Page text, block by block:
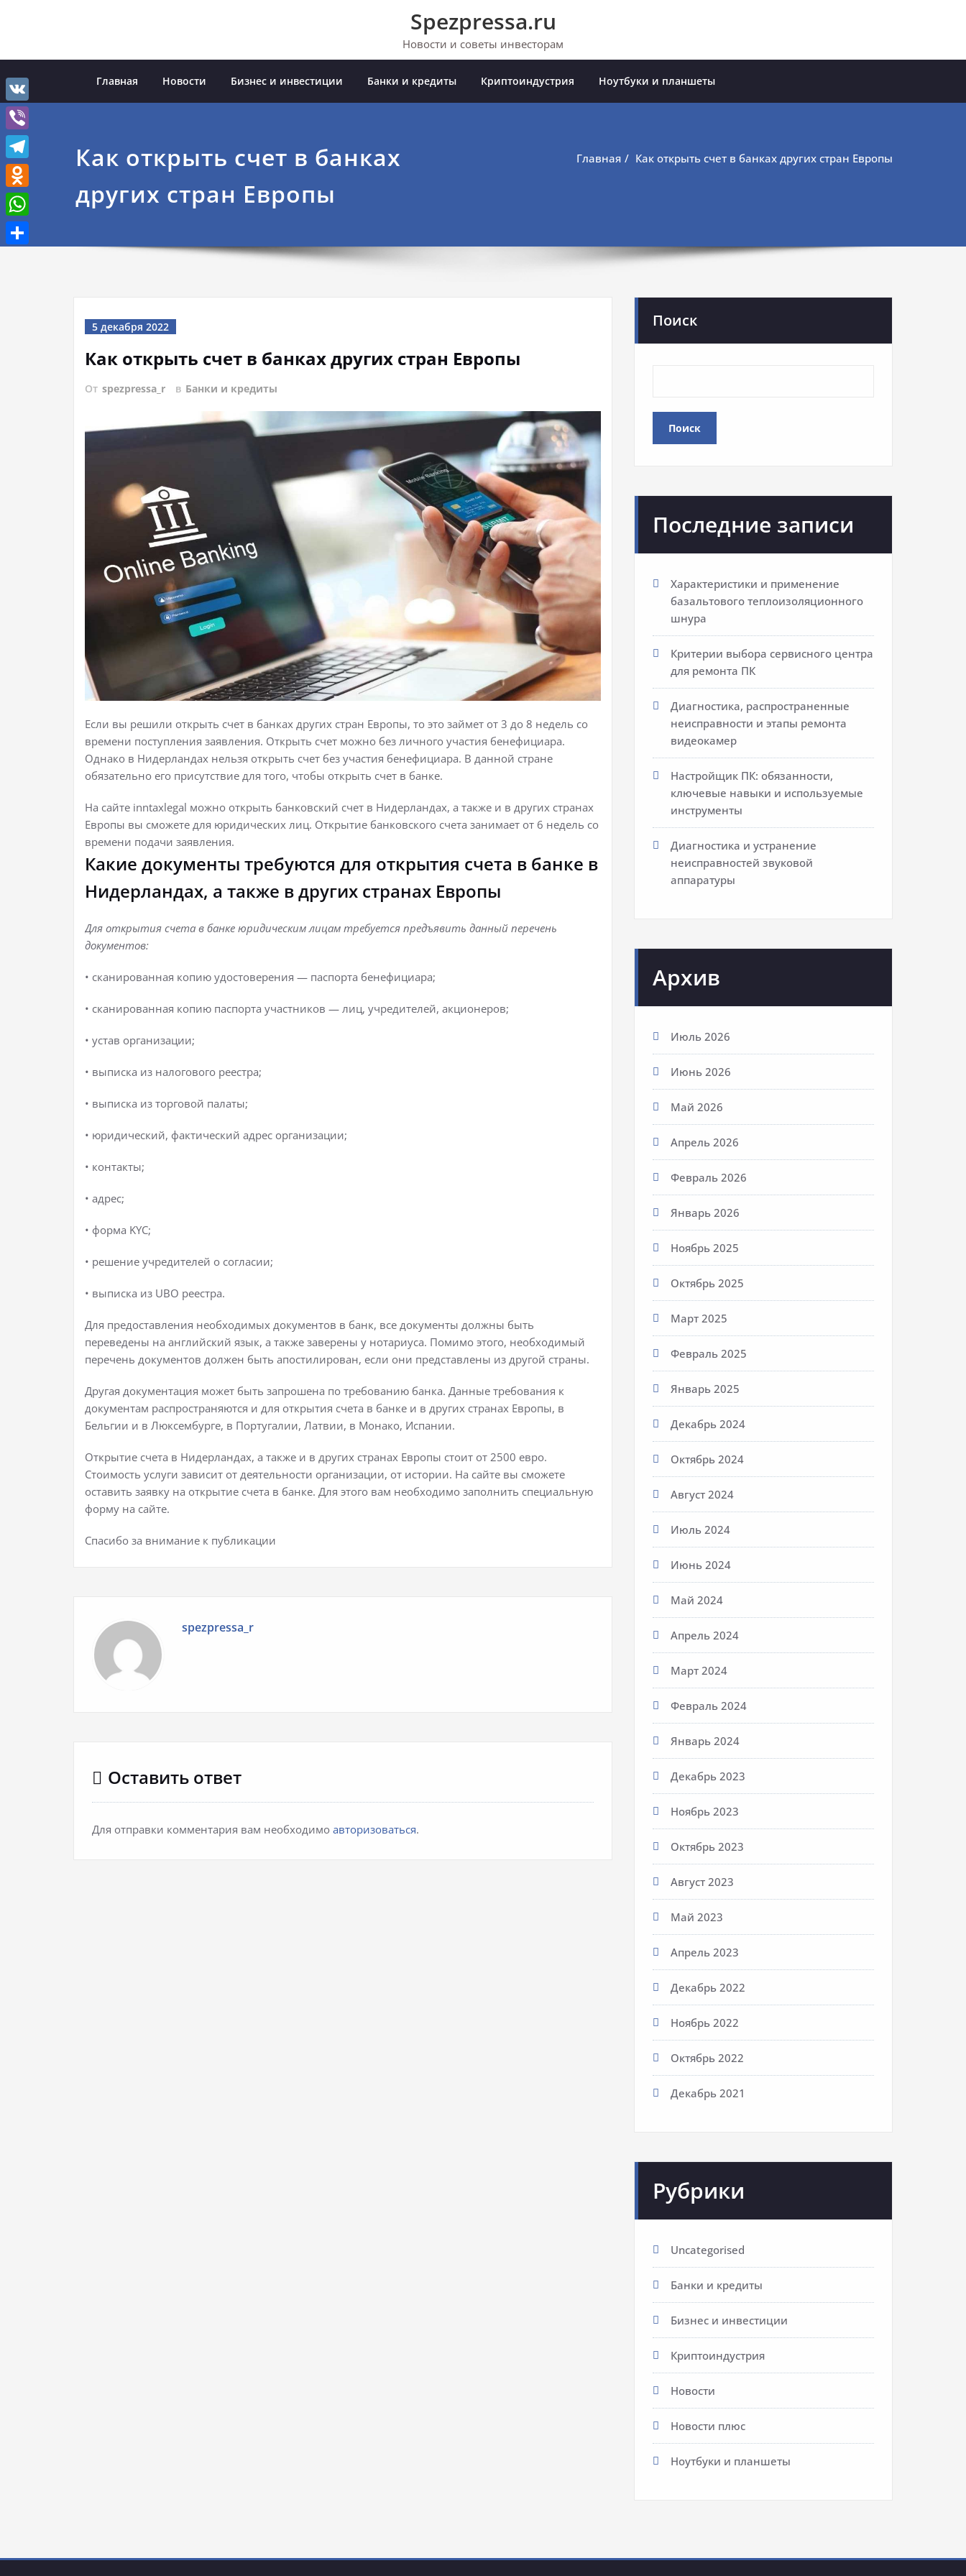
Spezpressa.ru
Новости и советы инвесторам
Главная Новости Бизнес и инвестиции Банки и кредиты Криптоиндустрия Ноутбуки и планшеты
Как открыть счет в банках
других стран Европы
Главная Как открыть счет в банках других стран Европы
5 декабря 2022
Как открыть счет в банках других стран Европы
От spezpressa_r в Банки и кредиты
Если вы решили открыть счет в банках других стран Европы, то это займет от 3 до 8 недель со
времени поступления заявления. Открыть счет можно без личного участия бенефициара.
Однако в Нидерландах нельзя открыть счет без участия бенефициара. В данной стране
обязательно его присутствие для того, чтобы открыть счет в банке.
На сайте inntaxlegal можно открыть банковский счет в Нидерландах, а также и в других странах
Европы вы сможете для юридических лиц. Открытие банковского счета занимает от 6 недель со
времени подачи заявления.
Какие документы требуются для открытия счета в банке в
Нидерландах, а также в других странах Европы
Для открытия счета в банке юридическим лицам требуется предъявить данный перечень
документов:
• сканированная копию удостоверения — паспорта бенефициара;
• сканированная копию паспорта участников — лиц, учредителей, акционеров;
• устав организации;
• выписка из налогового реестра;
• выписка из торговой палаты;
• юридический, фактический адрес организации;
• контакты;
• адрес;
• форма KYC;
• решение учредителей о согласии;
• выписка из UBO реестра.
Для предоставления необходимых документов в банк, все документы должны быть
переведены на английский язык, а также заверены у нотариуса. Помимо этого, необходимый
перечень документов должен быть апостилирован, если они представлены из другой страны.
Другая документация может быть запрошена по требованию банка. Данные требования к
документам распространяются и для открытия счета в банке и в других странах Европы, в
Бельгии и в Люксембурге, в Португалии, Латвии, в Монако, Испании.
Открытие счета в Нидерландах, а также и в других странах Европы стоит от 2500 евро.
Стоимость услуги зависит от деятельности организации, от истории. На сайте вы сможете
оставить заявку на открытие счета в банке. Для этого вам необходимо заполнить специальную
форму на сайте.
Спасибо за внимание к публикации
spezpressa_r
Оставить ответ
Для отправки комментария вам необходимо авторизоваться.
Поиск
Поиск
Последние записи
Характеристики и применение
базальтового теплоизоляционного
шнура
Критерии выбора сервисного центра
для ремонта ПК
Диагностика, распространенные
неисправности и этапы ремонта
видеокамер
Настройщик ПК: обязанности,
ключевые навыки и используемые
инструменты
Диагностика и устранение
неисправностей звуковой
аппаратуры
Архив
Июль 2026
Июнь 2026
Май 2026
Апрель 2026
Февраль 2026
Январь 2026
Ноябрь 2025
Октябрь 2025
Март 2025
Февраль 2025
Январь 2025
Декабрь 2024
Октябрь 2024
Август 2024
Июль 2024
Июнь 2024
Май 2024
Апрель 2024
Март 2024
Февраль 2024
Январь 2024
Декабрь 2023
Ноябрь 2023
Октябрь 2023
Август 2023
Май 2023
Апрель 2023
Декабрь 2022
Ноябрь 2022
Октябрь 2022
Декабрь 2021
Рубрики
Uncategorised
Банки и кредиты
Бизнес и инвестиции
Криптоиндустрия
Новости
Новости плюс
Ноутбуки и планшеты
VK
Viber
Telegram
Odnoklassniki
WhatsApp